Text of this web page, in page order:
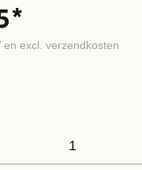
en excl. verzendkosten